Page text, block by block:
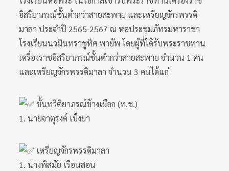
อิสริยาภรณ์ชั้นต่ำกว่าสายสะพาย และเหรียญจักรพรรดิ
มาลา ประจำปี 2565-2567 ณ หอประชุมภัทรมหาราชา
โรงเรียนนวมินทราชูทิศ พายัพ โดยผู้ที่ได้รับพระราชทาน
เครื่องราชอิสริยาภรณ์ชั้นต่ำกว่าสายสะพาย จำนวน 1 คน
และเหรียญจักรพรรดิมาลา จำนวน 3 คนได้แก่
ชั้นทวีติยาภรณ์ช้างเผือก (ท.ช.)
1. นายจาตุรงค์ เบ็งยา
เหรียญจักรพรรดิมาลา
1. นางพิสมัย เรือนสอน